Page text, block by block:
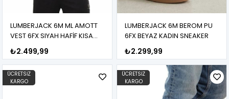
LUMBERJACK 6M ML AMOTT
VEST 6FX SIYAH HAFİF KISA
YELEK
₺2.499,99
LUMBERJACK 6M BEROM PU
6FX BEYAZ KADIN SNEAKER
₺2.299,99
ÜCRETSIZ
KARGO
ÜCRETSIZ
KARGO